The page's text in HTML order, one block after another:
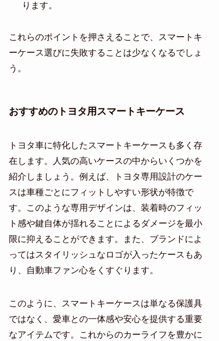
ります。
これらのポイントを押さえることで、スマートキ
ーケース選びに失敗することは少なくなるでしょ
う。
おすすめのトヨタ用スマートキーケース
トヨタ車に特化したスマートキーケースも多く存
在します。人気の高いケースの中からいくつかを
紹介しましょう。例えば、トヨタ専用設計のケー
スは車種ごとにフィットしやすい形状が特徴で
す。このような専用デザインは、装着時のフィッ
ト感や鍵自体が揺れることによるダメージを最小
限に抑えることができます。また、ブランドによ
ってはスタイリッシュなロゴが入ったケースもあ
り、自動車ファン心をくすぐります。
このように、スマートキーケースは単なる保護具
ではなく、愛車との一体感や安心を提供する重要
なアイテムです。これからのカーライフを豊かに